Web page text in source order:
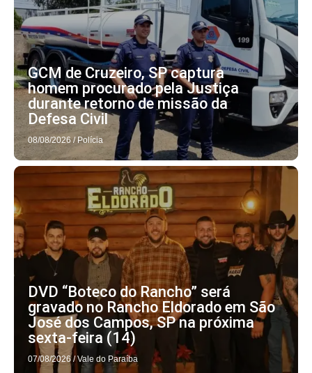
GCM de Cruzeiro, SP captura
homem procurado pela Justiça
durante retorno de missão da
Defesa Civil
08/08/2026 / Polícia
DVD “Boteco do Rancho” será
gravado no Rancho Eldorado em São
José dos Campos, SP na próxima
sexta-feira (14)
07/08/2026 / Vale do Paraíba